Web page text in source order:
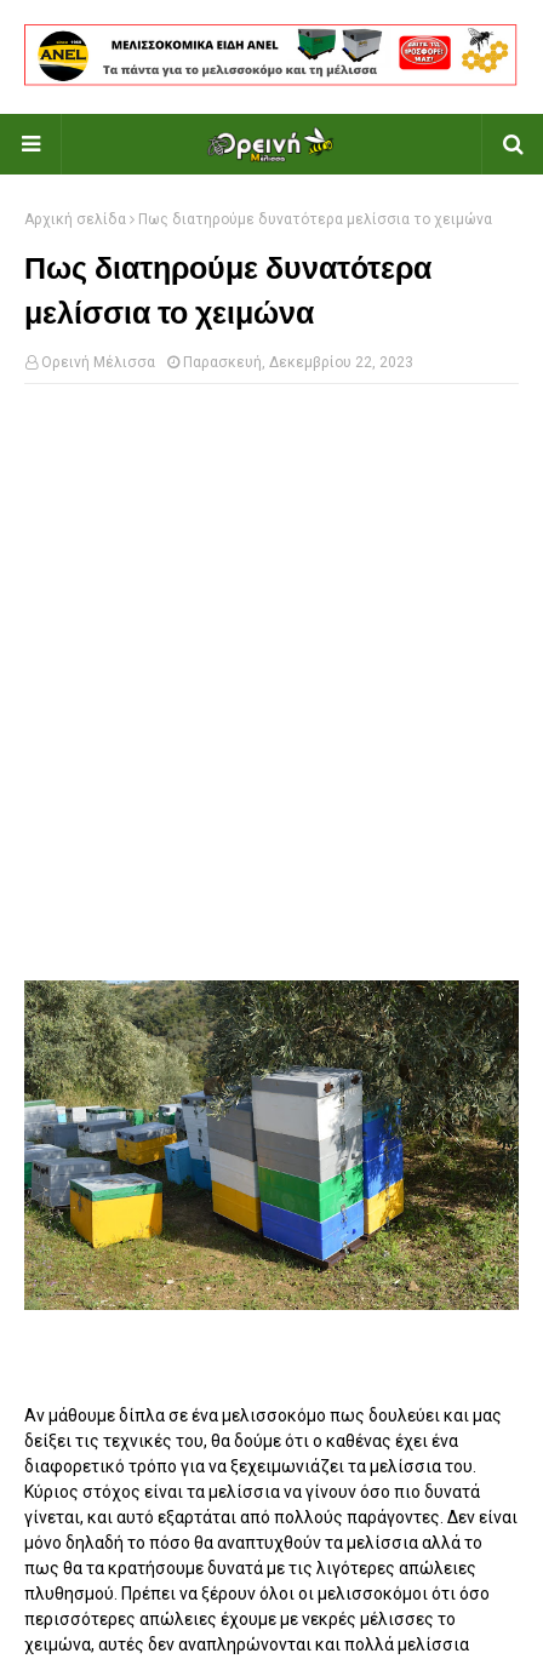
Αρχική σελίδα Πως διατηρούμε δυνατότερα μελίσσια το χειμώνα
Πως διατηρούμε δυνατότερα
μελίσσια το χειμώνα
Ορεινή Μέλισσα Παρασκευή, Δεκεμβρίου 22, 2023
Αν μάθουμε δίπλα σε ένα μελισσοκόμο πως δουλεύει και μας
δείξει τις τεχνικές του, θα δούμε ότι ο καθένας έχει ένα
διαφορετικό τρόπο για να ξεχειμωνιάζει τα μελίσσια του.
Κύριος στόχος είναι τα μελίσσια να γίνουν όσο πιο δυνατά
γίνεται, και αυτό εξαρτάται από πολλούς παράγοντες. Δεν είναι
μόνο δηλαδή το πόσο θα αναπτυχθούν τα μελίσσια αλλά το
πως θα τα κρατήσουμε δυνατά με τις λιγότερες απώλειες
πλυθησμού. Πρέπει να ξέρουν όλοι οι μελισσοκόμοι ότι όσο
περισσότερες απώλειες έχουμε με νεκρές μέλισσες το
χειμώνα, αυτές δεν αναπληρώνονται και πολλά μελίσσια